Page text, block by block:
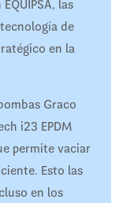
las
de
en la
Graco
i23 EPDM
permite vaciar
Esto las
en los